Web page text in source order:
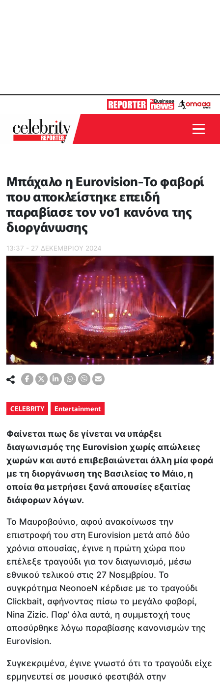
Μπάχαλο η Eurovision-Το φαβορί
που αποκλείστηκε επειδή
παραβίασε τον νο1 κανόνα της
διοργάνωσης
13:37 - 27 ΔΕΚΕΜΒΡΙΟΥ 2024
CELEBRITY Entertainment
Φαίνεται πως δε γίνεται να υπάρξει
διαγωνισμός της Eurovision χωρίς απώλειες
χωρών και αυτό επιβεβαιώνεται άλλη μία φορά
με τη διοργάνωση της Βασιλείας το Μάιο, η
οποία θα μετρήσει ξανά απουσίες εξαιτίας
διάφορων λόγων.
Το Μαυροβούνιο, αφού ανακοίνωσε την
επιστροφή του στη Eurovision μετά από δύο
χρόνια απουσίας, έγινε η πρώτη χώρα που
επέλεξε τραγούδι για τον διαγωνισμό, μέσω
εθνικού τελικού στις 27 Νοεμβρίου. Το
συγκρότημα NeonoeN κέρδισε με το τραγούδι
Clickbait, αφήνοντας πίσω το μεγάλο φαβορί,
Nina Zizic. Παρ’ όλα αυτά, η συμμετοχή τους
αποσύρθηκε λόγω παραβίασης κανονισμών της
Eurovision.
Συγκεκριμένα, έγινε γνωστό ότι το τραγούδι είχε
ερμηνευτεί σε μουσικό φεστιβάλ στην